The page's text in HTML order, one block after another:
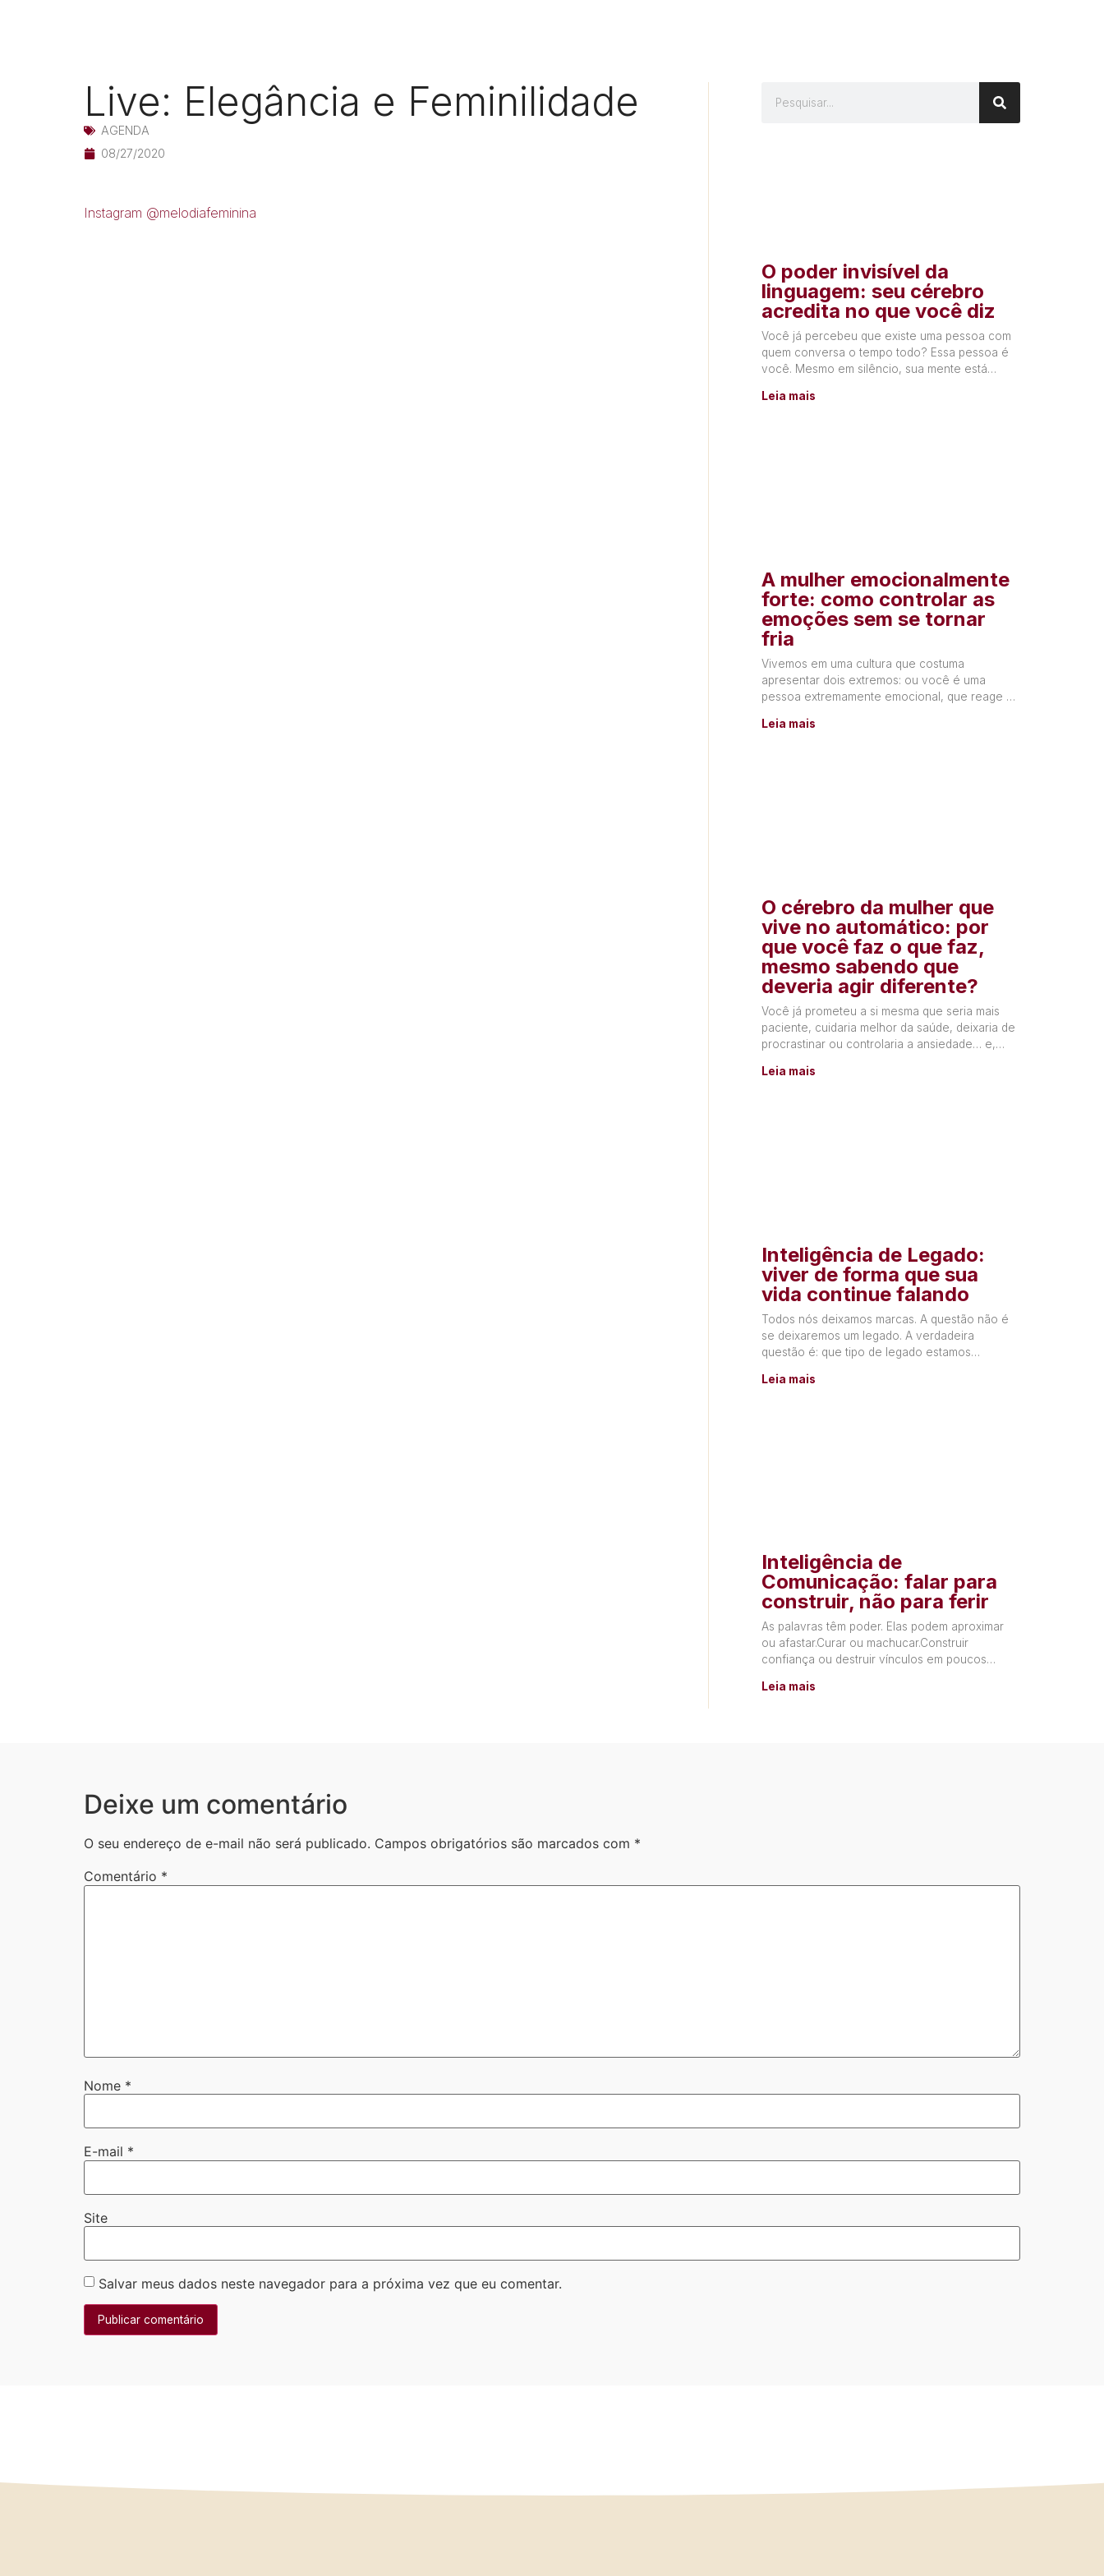
Live: Elegância e Feminilidade
AGENDA
08/27/2020
Instagram @melodiafeminina
O poder invisível da
linguagem: seu cérebro
acredita no que você diz
Você já percebeu que existe uma pessoa com
quem conversa o tempo todo? Essa pessoa é
você. Mesmo em silêncio, sua mente está
Leia mais
A mulher emocionalmente
forte: como controlar as
emoções sem se tornar
fria
Vivemos em uma cultura que costuma
apresentar dois extremos: ou você é uma
pessoa extremamente emocional, que reage a
Leia mais
O cérebro da mulher que
vive no automático: por
que você faz o que faz,
mesmo sabendo que
deveria agir diferente?
Você já prometeu a si mesma que seria mais
paciente, cuidaria melhor da saúde, deixaria de
procrastinar ou controlaria a ansiedade… e,
Leia mais
Inteligência de Legado:
viver de forma que sua
vida continue falando
Todos nós deixamos marcas. A questão não é
se deixaremos um legado. A verdadeira
questão é: que tipo de legado estamos
Leia mais
Inteligência de
Comunicação: falar para
construir, não para ferir
As palavras têm poder. Elas podem aproximar
ou afastar.Curar ou machucar.Construir
confiança ou destruir vínculos em poucos
falta de
Leia mais
Deixe um comentário
O seu endereço de e-mail não será publicado. Campos obrigatórios são marcados com *
Comentário *
Nome *
E-mail *
Site
Salvar meus dados neste navegador para a próxima vez que eu comentar.